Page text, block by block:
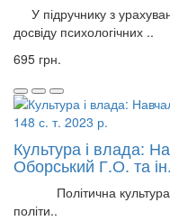
У підручнику з
досвіду психологічних ..
695 грн.
Культура і влада:
Оборський Г.О. та
Політична культура
політи..